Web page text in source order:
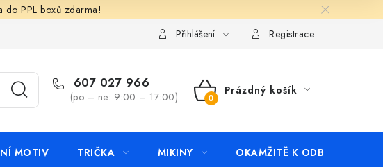
do PPL boxů zdarma!
údajů KontaktyPřihlášení Registrace
607 027 966
(po – ne: 9:00 – 17:00)
NÁKUPNÍ
Prázdný košík
MOTIV TRIČKA MIKINY OKAMŽITĚ K ODBĚRU